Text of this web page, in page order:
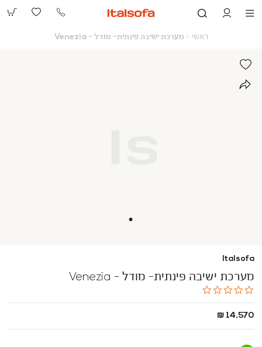
073-
ראשי ראשי
מערכת ישיבה פינתית- מודל - Venezia
מערכת
Italsofa
מערכת ישיבה פינתית- מודל - Venezia
החל
14,570 ₪